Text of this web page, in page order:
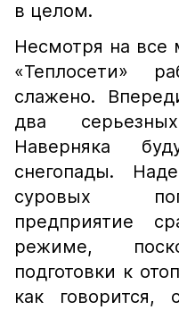
в целом.
Несмотря на
«Теплосети»
слажено.
два
Наверняка
снегопады.
суровых
предприятие
режиме,
подготовки к
как говорится,